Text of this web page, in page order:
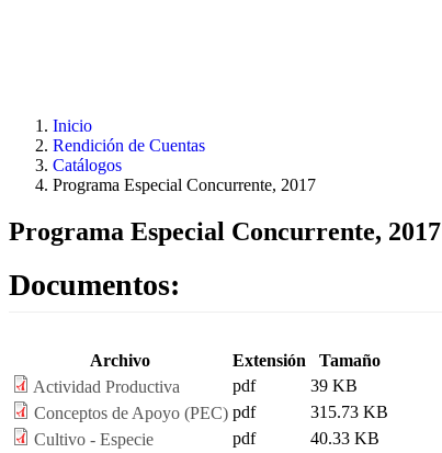
Inicio
Rendición de Cuentas
Catálogos
Programa Especial Concurrente, 2017
Programa Especial Concurrente, 2017
Documentos:
Archivo Extensión
Tamaño
Actividad Productiva
pdf
39 KB
Conceptos de Apoyo (PEC) pdf
315.73 KB
Cultivo - Especie
pdf
40.33 KB